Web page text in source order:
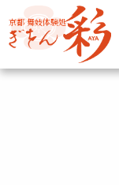
京都 舞妓体験処